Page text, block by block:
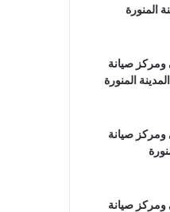
المنورة
صيانة
المنورة
صيانة
صيانة